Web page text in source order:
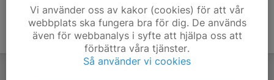
Vi använder oss av kakor (cookies) för att vår
webbplats ska fungera bra för dig. De används
även för webbanalys i syfte att hjälpa oss att
förbättra våra tjänster.
Så använder vi cookies